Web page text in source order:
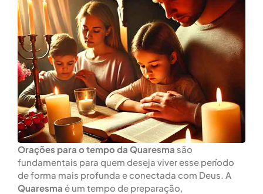
Orações para o tempo da Quaresma são
fundamentais para quem deseja viver esse período
de forma mais profunda e conectada com Deus. A
Quaresma é um tempo de preparação,